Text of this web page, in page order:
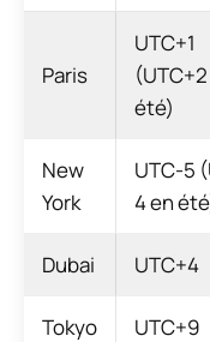
Paris
UTC+1
été)
New
York
UTC-5
4 en
Dubai UTC+4
Tokyo UTC+9